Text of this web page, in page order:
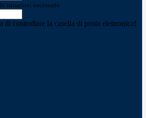
istruzioni necessarie.
di controllare la casella di posta elettronica!